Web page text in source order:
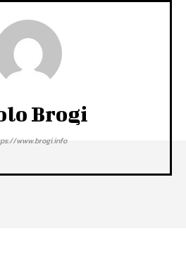
Brogi
www.brogi.info